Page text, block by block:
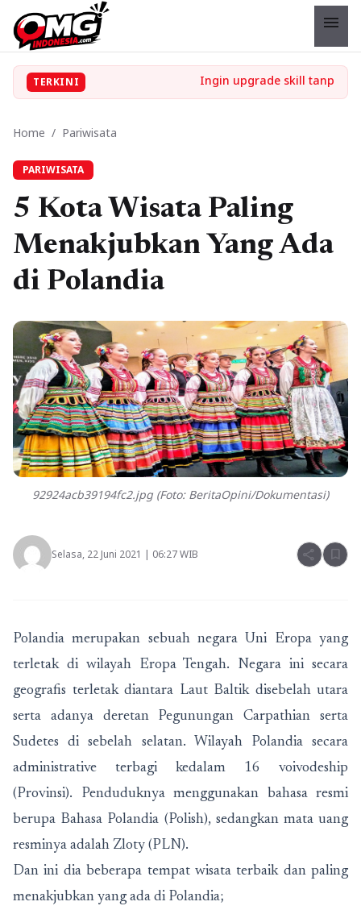
menu
TERKINI
Home / Pariwisata
PARIWISATA
5 Kota Wisata Paling
Menakjubkan Yang Ada
di Polandia
92924acb39194fc2.jpg (Foto: BeritaOpini/Dokumentasi)
Selasa, 22 Juni 2021 | 06:27 WIB share bookmark
Polandia merupakan sebuah negara Uni Eropa yang
terletak di wilayah Eropa Tengah. Negara ini secara
geografis terletak diantara Laut Baltik disebelah utara
serta adanya deretan Pegunungan Carpathian serta
Sudetes di sebelah selatan. Wilayah Polandia secara
administrative terbagi kedalam 16 voivodeship
(Provinsi). Penduduknya menggunakan bahasa resmi
berupa Bahasa Polandia (Polish), sedangkan mata uang
resminya adalah Zloty (PLN).
Dan ini dia beberapa tempat wisata terbaik dan paling
menakjubkan yang ada di Polandia;